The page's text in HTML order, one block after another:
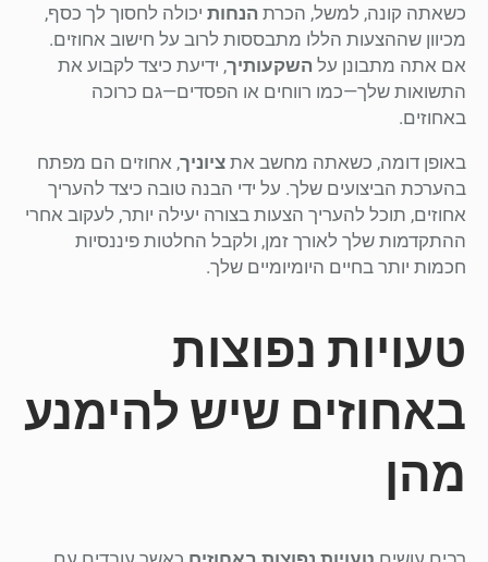
כשאתה קונה, למשל, הכרת הנחות יכולה לחסוך לך כסף,
מכיוון שההצעות הללו מתבססות לרוב על חישוב אחוזים.
אם אתה מתבונן על השקעותיך, ידיעת כיצד לקבוע את
התשואות שלך—כמו רווחים או הפסדים—גם כרוכה
באחוזים.
באופן דומה, כשאתה מחשב את ציוניך, אחוזים הם מפתח
בהערכת הביצועים שלך. על ידי הבנה טובה כיצד להעריך
אחוזים, תוכל להעריך הצעות בצורה יעילה יותר, לעקוב אחרי
ההתקדמות שלך לאורך זמן, ולקבל החלטות פיננסיות
חכמות יותר בחיים היומיומיים שלך.
טעויות נפוצות
באחוזים שיש להימנע
מהן